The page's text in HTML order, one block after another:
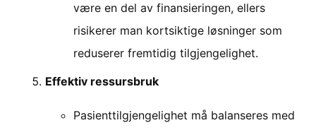
være en del av finansieringen, ellers
risikerer man kortsiktige løsninger som
reduserer fremtidig tilgjengelighet.
Effektiv ressursbruk
Pasienttilgjengelighet må balanseres med